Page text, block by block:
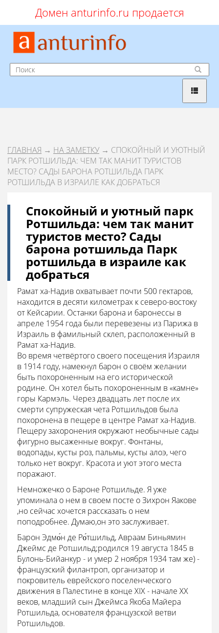
Домен anturinfo.ru продается
ГЛАВНАЯ → НА ЗАМЕТКУ → СПОКОЙНЫЙ И УЮТНЫЙ
ПАРК РОТШИЛЬДА: ЧЕМ ТАК МАНИТ ТУРИСТОВ
МЕСТО? САДЫ БАРОНА РОТШИЛЬДА ПАРК
РОТШИЛЬДА В ИЗРАИЛЕ КАК ДОБРАТЬСЯ
Спокойный и уютный парк
Ротшильда: чем так манит
туристов место? Сады
барона ротшильда Парк
ротшильда в израиле как
добраться
Рамат ха-Надив охватывает почти 500 гектаров,
находится в десяти километрах к северо-востоку
от Кейсарии. Останки барона и баронессы в
апреле 1954 года были перевезены из Парижа в
Израиль в фамильный склеп, расположенный в
Рамат ха-Надив.
Во время четвёртого своего посещения Израиля
в 1914 году, намекнул барон о своём желании
быть похороненным на его исторической
родине. Он хотел быть похороненным в «камне»
горы Кармэль. Через двадцать лет после их
смерти супружеская чета Ротшильдов была
похоронена в пещере в центре Рамат ха-Надив.
Пещеру захоронения окружают необычные сады
фигурно высаженные вокруг. Фонтаны,
водопады, кусты роз, пальмы, кусты алоэ, чего
только нет вокруг. Красота и уют этого места
поражают.
Немножечко о Бароне Ротшильде. Я уже
упоминала о нем в своем посте о Зихрон Яакове
,но сейчас хочется рассказать о нем
поподробнее. Думаю,он это заслуживает.
Барон Эдмо́н де Ро́тшильд, Авраам Биньямин
Джеймс де Ротшильд;родился 19 августа 1845 в
Булонь-Бийанкур - и умер 2 ноября 1934 там же) -
французский филантроп, организатор и
покровитель еврейского поселенческого
движения в Палестине в конце XIX - начале XX
веков, младший сын Джеймса Якоба Майера
Ротшильда, основателя французской ветви
Ротшильдов.